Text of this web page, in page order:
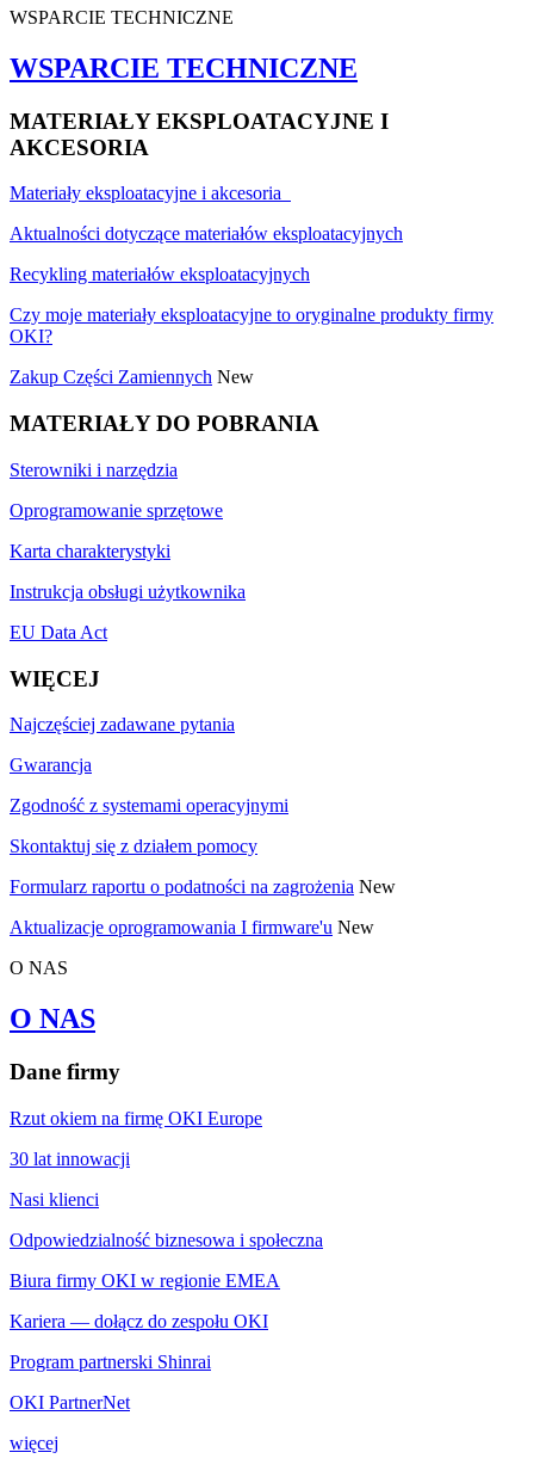
WSPARCIE TECHNICZNE
WSPARCIE TECHNICZNE
MATERIAŁY EKSPLOATACYJNE I
AKCESORIA
Materiały eksploatacyjne i akcesoria
Aktualności dotyczące materiałów eksploatacyjnych
Recykling materiałów eksploatacyjnych
Czy moje materiały eksploatacyjne to oryginalne produkty firmy
OKI?
Zakup Części Zamiennych New
MATERIAŁY DO POBRANIA
Sterowniki i narzędzia
Oprogramowanie sprzętowe
Karta charakterystyki
Instrukcja obsługi użytkownika
EU Data Act
WIĘCEJ
Najczęściej zadawane pytania
Gwarancja
Zgodność z systemami operacyjnymi
Skontaktuj się z działem pomocy
Formularz raportu o podatności na zagrożenia New
Aktualizacje oprogramowania I firmware'u New
O NAS
O NAS
Dane firmy
Rzut okiem na firmę OKI Europe
30 lat innowacji
Nasi klienci
Odpowiedzialność biznesowa i społeczna
Biura firmy OKI w regionie EMEA
Kariera — dołącz do zespołu OKI
Program partnerski Shinrai
OKI PartnerNet
więcej